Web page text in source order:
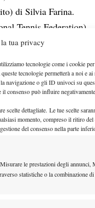
tua privacy
tecnologie come i cookie
tecnologie permetterà a noi e
navigazione o gli ID univoci su
consenso può influire
scelte dettagliate. Le tue scelte
momento, compreso il ritiro
del consenso nella parte
le prestazioni degli annunci,
statistiche o la combinazione
di Silvia Farina.
Tennis Federation)
le gare
a chi sono state
riferimento ed altro…
saranno presenti a
Canto VI de La Diritta
in chiave
di John Isner…
eRaffaella